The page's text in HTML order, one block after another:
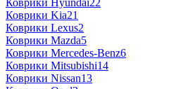
Коврики Kia21
Коврики Lexus2
Коврики Mazda5
Коврики Mercedes-Benz6
Коврики Mitsubishi14
Коврики Nissan13